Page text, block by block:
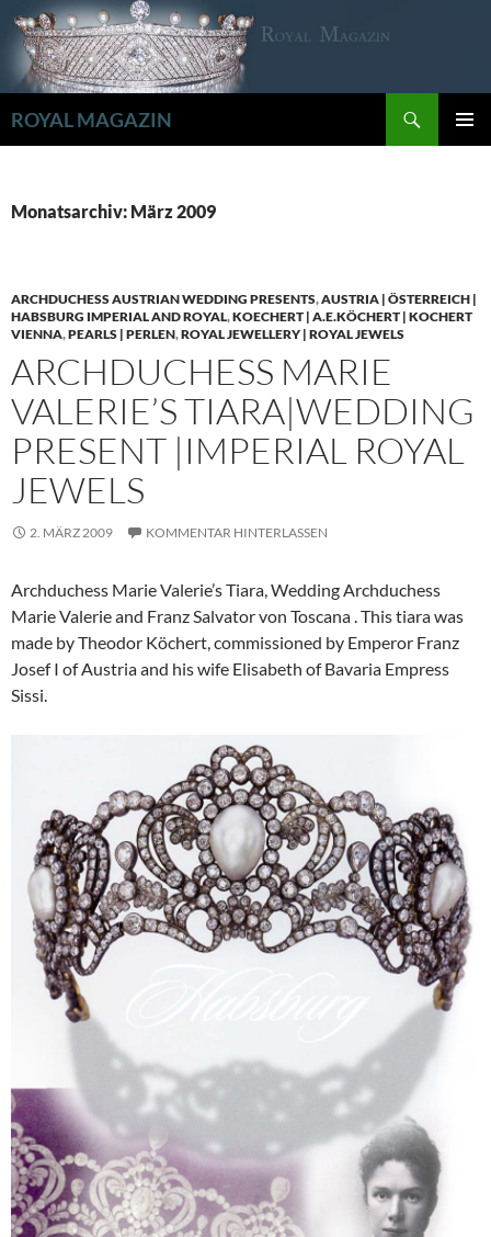
Zum
Inhalt
springen
ROYAL MAGAZIN
Monatsarchiv: März 2009
ARCHDUCHESS AUSTRIAN WEDDING PRESENTS,AUSTRIA | ÖSTERREICH |
HABSBURG IMPERIAL AND ROYAL,KOECHERT | A.E.KÖCHERT | KOCHERT
VIENNA,PEARLS | PERLEN,ROYAL JEWELLERY | ROYAL JEWELS
ARCHDUCHESS MARIE
VALERIE’S TIARA|WEDDING
PRESENT |IMPERIAL ROYAL
JEWELS
2. MÄRZ 2009 KOMMENTAR HINTERLASSEN
Archduchess Marie Valerie’s Tiara, Wedding Archduchess
Marie Valerie and Franz Salvator von Toscana . This tiara was
made by Theodor Köchert, commissioned by Emperor Franz
Josef I of Austria and his wife Elisabeth of Bavaria Empress
Sissi.